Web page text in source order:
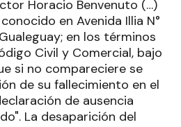
Horacio Benvenuto (…)
en Avenida Illia N°
en los términos
Civil y Comercial, bajo
si no compareciere se
de su fallecimiento en el
de ausencia
La desaparición del